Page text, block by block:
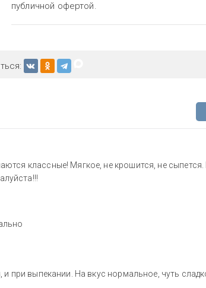
публичной офертой.
классные! Мягкое, не крошится, не
и при выпекании. На вкус нормальное, чуть